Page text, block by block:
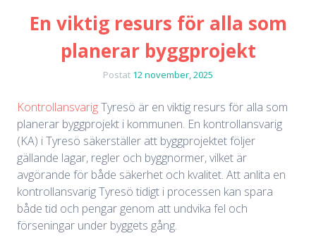
En viktig resurs för alla som
planerar byggprojekt
Postat 12 november, 2025
KontrollansvarigTyresö är en viktig resurs för alla som
planerar byggprojekt i kommunen. En kontrollansvarig
(KA) i Tyresö säkerställer att byggprojektet följer
gällande lagar, regler och byggnormer, vilket är
avgörande för både säkerhet och kvalitet. Att anlita en
kontrollansvarig Tyresö tidigt i processen kan spara
både tid och pengar genom att undvika fel och
förseningar under byggets gång.